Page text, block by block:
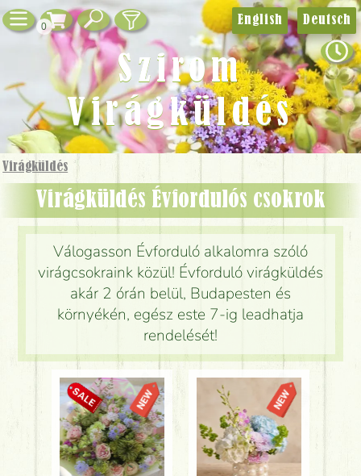
0
Virágküldés
Virágküldés Évfordulós csokrok
Válogasson Évforduló alkalomra szóló
virágcsokraink közül! Évforduló virágküldés
akár 2 órán belül, Budapesten és
környékén, egész este 7-ig leadhatja
rendelését!
English Deutsch
Szirom
Virágküldés